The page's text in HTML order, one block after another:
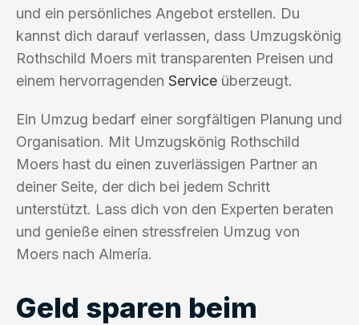
und ein persönliches Angebot erstellen. Du
kannst dich darauf verlassen, dass Umzugskönig
Rothschild Moers mit transparenten Preisen und
einem hervorragenden Service überzeugt.
Ein Umzug bedarf einer sorgfältigen Planung und
Organisation. Mit Umzugskönig Rothschild
Moers hast du einen zuverlässigen Partner an
deiner Seite, der dich bei jedem Schritt
unterstützt. Lass dich von den Experten beraten
und genieße einen stressfreien Umzug von
Moers nach Almería.
Geld sparen beim